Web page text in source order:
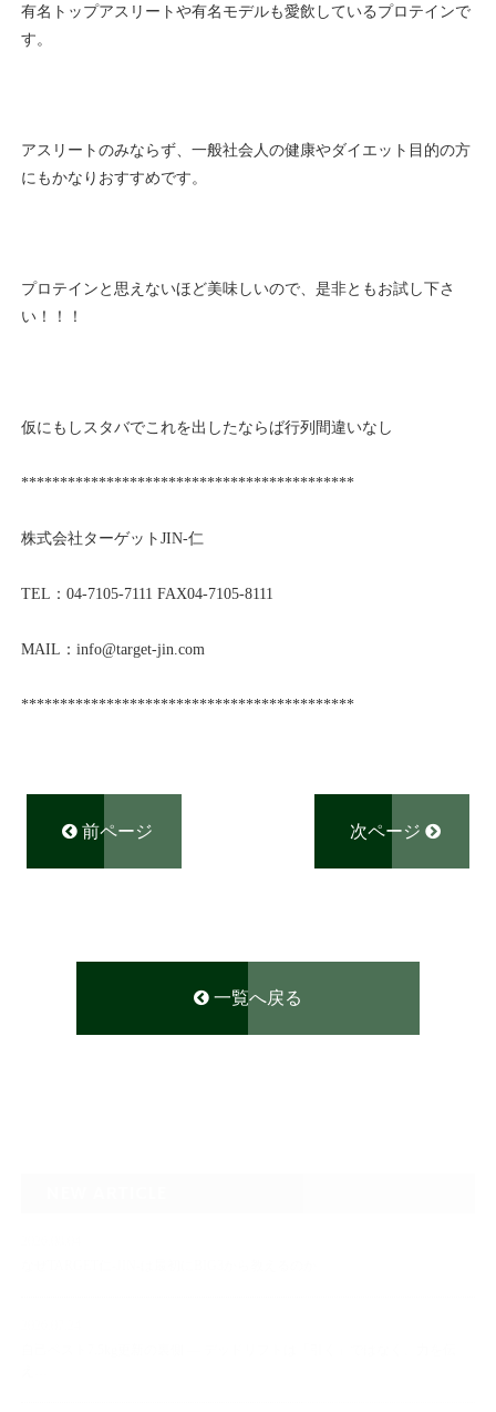
有名トップアスリートや有名モデルも愛飲しているプロテインで
す。
アスリートのみならず、一般社会人の健康やダイエット目的の方
にもかなりおすすめです。
プロテインと思えないほど美味しいので、是非ともお試し下さ
い！！！
仮にもしスタバでこれを出したならば行列間違いなし
*******************************************
株式会社ターゲットJIN-仁
TEL ：04-7105-7111 FAX04-7105-8111
MAIL ：info@target-jin.com
*******************************************
前ページ 次ページ
一覧へ戻る